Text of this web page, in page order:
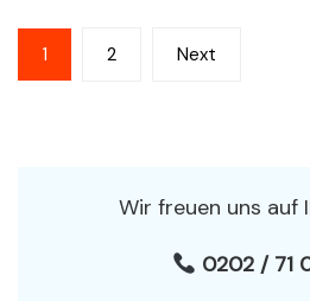
der
1 2 Next
Wir freuen uns auf
0202 / 71